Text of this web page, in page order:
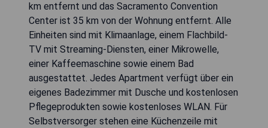
km entfernt und das Sacramento Convention
Center ist 35 km von der Wohnung entfernt. Alle
Einheiten sind mit Klimaanlage, einem Flachbild-
TV mit Streaming-Diensten, einer Mikrowelle,
einer Kaffeemaschine sowie einem Bad
ausgestattet. Jedes Apartment verfügt über ein
eigenes Badezimmer mit Dusche und kostenlosen
Pflegeprodukten sowie kostenloses WLAN. Für
Selbstversorger stehen eine Küchenzeile mit